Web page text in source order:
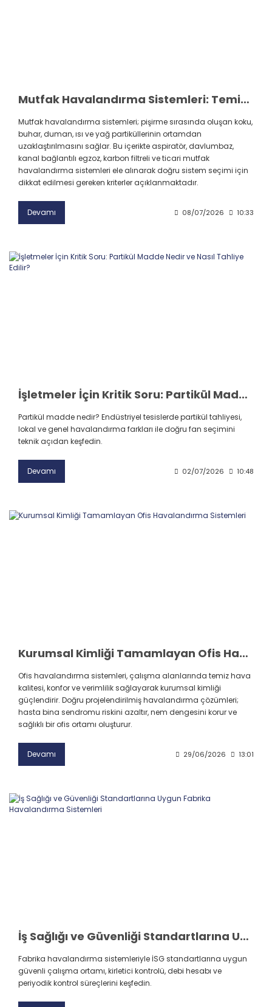
Mutfak Havalandırma Sistemleri: Temiz ve Sağlıklı Bir Ortam İçin Rehber
Mutfak havalandırma sistemleri; pişirme sırasında oluşan koku,
buhar, duman, ısı ve yağ partiküllerinin ortamdan
uzaklaştırılmasını sağlar. Bu içerikte aspiratör, davlumbaz,
kanal bağlantılı egzoz, karbon filtreli ve ticari mutfak
havalandırma sistemleri ele alınarak doğru sistem seçimi için
dikkat edilmesi gereken kriterler açıklanmaktadır.
Devamı 08/07/2026 10:33
İşletmeler İçin Kritik Soru: Partikül Madde Nedir ve Nasıl Tahliye Edilir?
Partikül madde nedir? Endüstriyel tesislerde partikül tahliyesi,
lokal ve genel havalandırma farkları ile doğru fan seçimini
teknik açıdan keşfedin.
Devamı 02/07/2026 10:48
Kurumsal Kimliği Tamamlayan Ofis Havalandırma Sistemleri
Ofis havalandırma sistemleri, çalışma alanlarında temiz hava
kalitesi, konfor ve verimlilik sağlayarak kurumsal kimliği
güçlendirir. Doğru projelendirilmiş havalandırma çözümleri;
hasta bina sendromu riskini azaltır, nem dengesini korur ve
sağlıklı bir ofis ortamı oluşturur.
Devamı 29/06/2026 13:01
İş Sağlığı ve Güvenliği Standartlarına Uygun Fabrika Havalandırma Sistemleri
Fabrika havalandırma sistemleriyle İSG standartlarına uygun
güvenli çalışma ortamı, kirletici kontrolü, debi hesabı ve
periyodik kontrol süreçlerini keşfedin.